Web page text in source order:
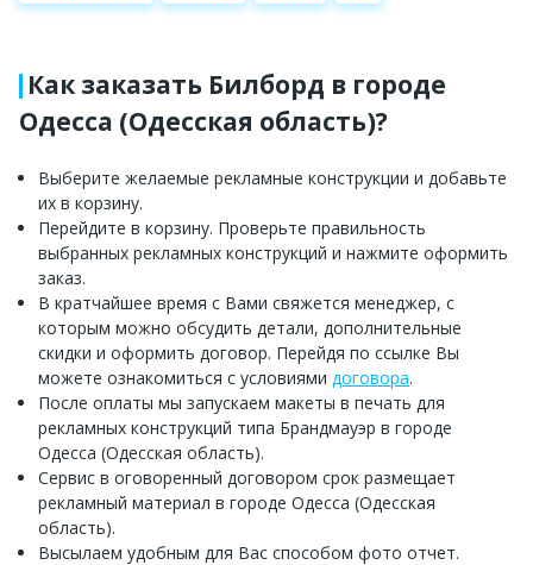
Как заказать Билборд в городе
Одесса (Одесская область)?
Выберите желаемые рекламные конструкции и добавьте
их в корзину.
Перейдите в корзину. Проверьте правильность
выбранных рекламных конструкций и нажмите оформить
заказ.
В кратчайшее время с Вами свяжется менеджер, с
которым можно обсудить детали, дополнительные
скидки и оформить договор. Перейдя по ссылке Вы
можете ознакомиться с условиями договора.
После оплаты мы запускаем макеты в печать для
рекламных конструкций типа Брандмауэр в городе
Одесса (Одесская область).
Сервис в оговоренный договором срок размещает
рекламный материал в городе Одесса (Одесская
область).
Высылаем удобным для Вас способом фото отчет.